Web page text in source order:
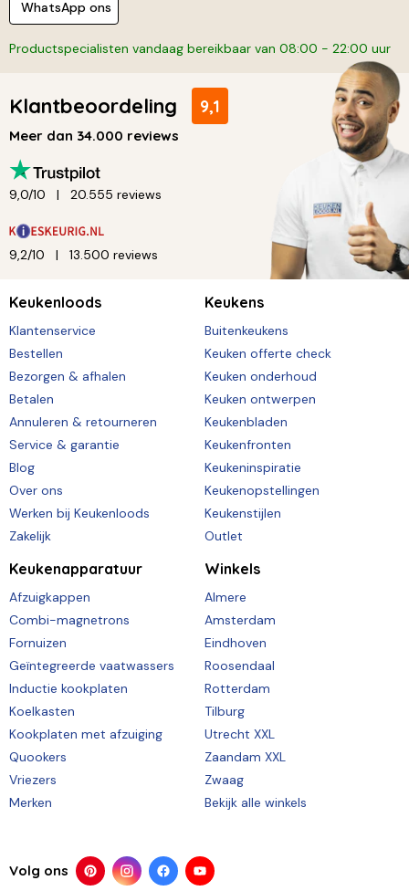
WhatsApp ons
Productspecialisten vandaag bereikbaar van 08:00 - 22:00 uur
Klantbeoordeling 9,1
Meer dan 34.000 reviews
9,0/10 20.555 reviews
9,2/10 13.500 reviews
Keukenloods
Klantenservice
Bestellen
Bezorgen & afhalen
Betalen
Annuleren & retourneren
Service & garantie
Blog
Over ons
Werken bij Keukenloods
Zakelijk
Keukens
Buitenkeukens
Keuken offerte check
Keuken onderhoud
Keuken ontwerpen
Keukenbladen
Keukenfronten
Keukeninspiratie
Keukenopstellingen
Keukenstijlen
Outlet
Keukenapparatuur
Afzuigkappen
Combi-magnetrons
Fornuizen
Geïntegreerde vaatwassers
Inductie kookplaten
Koelkasten
Kookplaten met afzuiging
Quookers
Vriezers
Merken
Winkels
Almere
Amsterdam
Eindhoven
Roosendaal
Rotterdam
Tilburg
Utrecht XXL
Zaandam XXL
Zwaag
Bekijk alle winkels
Volg ons